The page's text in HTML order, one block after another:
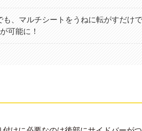
も、マルチシートをうねに転がすだけで
可能に！